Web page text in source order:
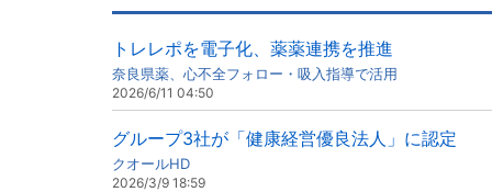
トレレポを電子化、薬薬連携を推進
奈良県薬、心不全フォロー・吸入指導で活用
2026/6/11 04:50
グループ3社が「健康経営優良法人」に認定
クオールHD
2026/3/9 18:59